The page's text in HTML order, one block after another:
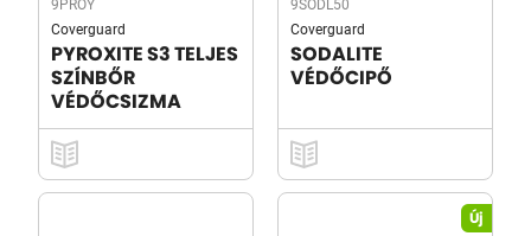
Coverguard
PYROXITE S3 TELJES
SZÍNBŐR
VÉDŐCSIZMA
Coverguard
SODALITE
VÉDŐCIPŐ
Új